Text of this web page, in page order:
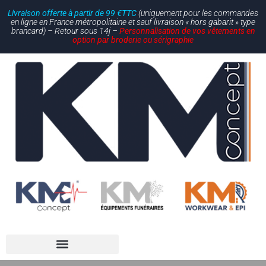
Livraison offerte à partir de 99 €TTC(uniquement pour les commandes
en ligne en France métropolitaine et sauf livraison « hors gabarit » type
brancard) – Retour sous 14j – Personnalisation de vos vêtements en
option par broderie ou sérigraphie